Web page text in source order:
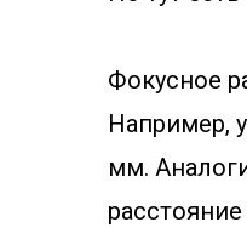
Фокусное
Например,
мм.